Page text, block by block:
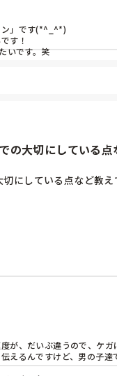
ン」です(*^_^*)
す！
いです。笑
の大切にしている
にしている点など教え
が、だいぶ違うので、ケガ
えるんですけど、男の子